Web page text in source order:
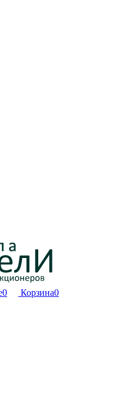
0 Корзина0